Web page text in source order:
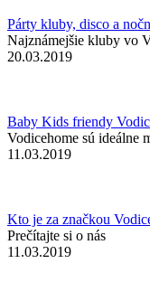
Párty kluby, disco a
Najznámejšie kluby vo
20.03.2019
Baby Kids friendy
Vodicehome sú ideálne
11.03.2019
Kto je za značkou
Prečítajte si o nás
11.03.2019